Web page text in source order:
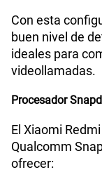
Lector de
VoLTE
VoWiFi
Con esta
buen nivel de
ideales para
videollamadas.
Procesador
El Xiaomi
Qualcomm
ofrecer: